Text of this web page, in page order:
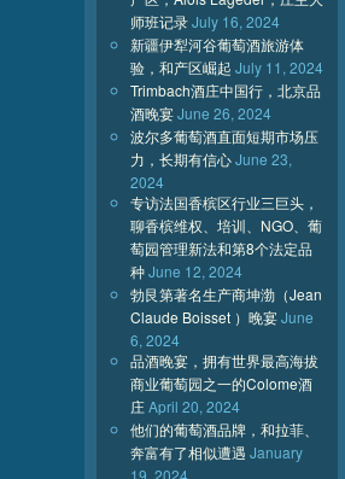
师班记录July 16, 2024
新疆伊犁河谷葡萄酒旅游体
验，和产区崛起 July 11, 2024
Trimbach酒庄中国行，北京品
酒晚宴June 26, 2024
波尔多葡萄酒直面短期市场压
力，长期有信心June 23,
2024
专访法国香槟区行业三巨头，
聊香槟维权、培训、NGO、葡
萄园管理新法和第8个法定品
种June 12, 2024
勃艮第著名生产商坤渤（Jean
Claude Boisset ）晚宴June
6, 2024
品酒晚宴，拥有世界最高海拔
商业葡萄园之一的Colome酒
庄April 20, 2024
他们的葡萄酒品牌，和拉菲、
奔富有了相似遭遇 January
19, 2024